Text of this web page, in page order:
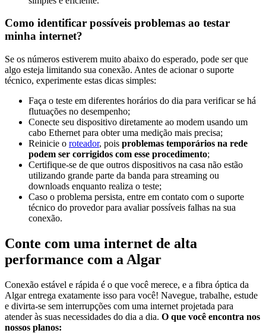
Como identificar possíveis problemas ao testar
minha internet?
Se os números estiverem muito abaixo do esperado, pode ser que
algo esteja limitando sua conexão. Antes de acionar o suporte
técnico, experimente estas dicas simples:
Faça o teste em diferentes horários do dia para verificar se há
flutuações no desempenho;
Conecte seu dispositivo diretamente ao modem usando um
cabo Ethernet para obter uma medição mais precisa;
Reinicie o roteador, pois problemas temporários na rede
podem ser corrigidos com esse procedimento;
Certifique-se de que outros dispositivos na casa não estão
utilizando grande parte da banda para streaming ou
downloads enquanto realiza o teste;
Caso o problema persista, entre em contato com o suporte
técnico do provedor para avaliar possíveis falhas na sua
conexão.
Conte com uma internet de alta
performance com a Algar
Conexão estável e rápida é o que você merece, e a fibra óptica da
Algar entrega exatamente isso para você! Navegue, trabalhe, estude
e divirta-se sem interrupções com uma internet projetada para
atender às suas necessidades do dia a dia. O que você encontra nos
nossos planos: